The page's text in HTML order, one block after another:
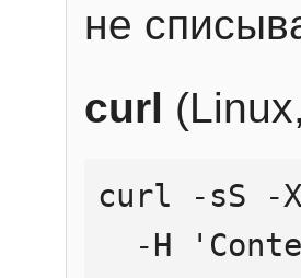
не
curl
curl -sS -